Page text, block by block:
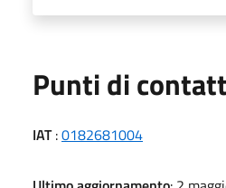
Punti di
IAT:0182681004